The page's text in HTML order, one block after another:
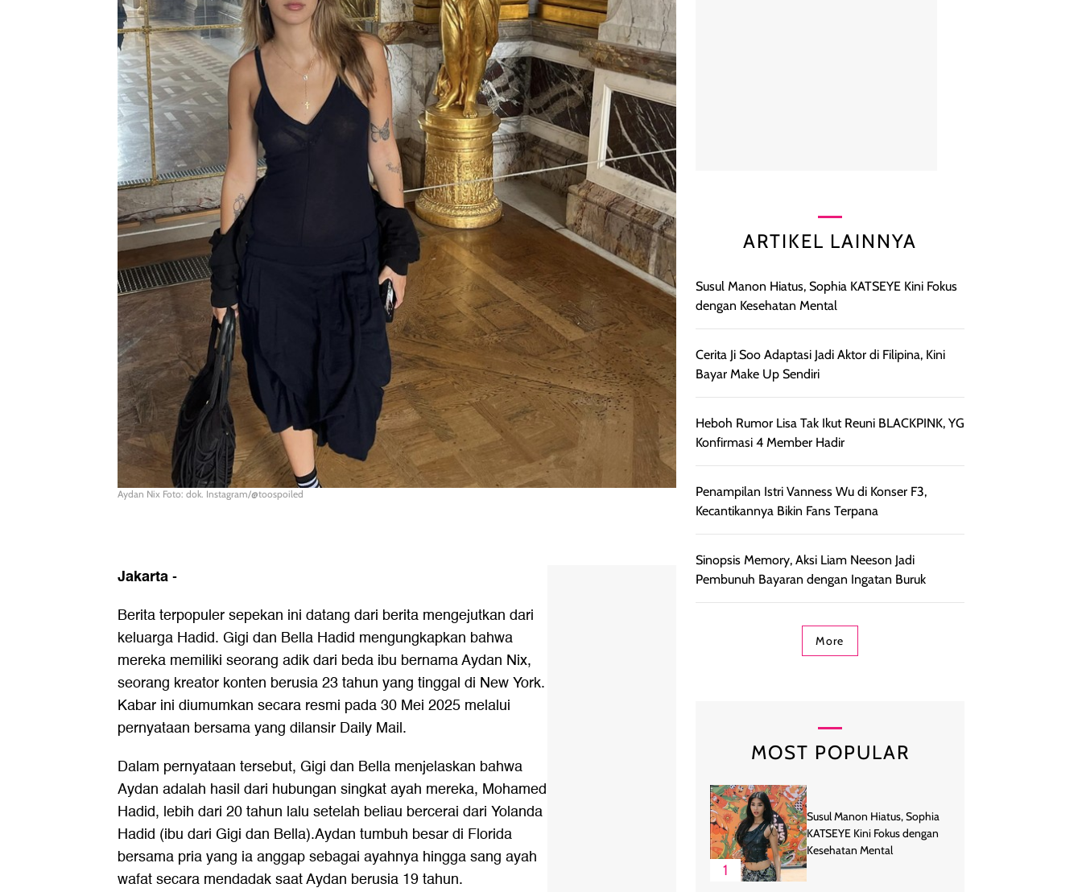
Aydan Nix Foto: dok. Instagram/@toospoiled
Jakarta-
Berita terpopuler sepekan ini datang dari berita mengejutkan dari
keluarga Hadid. Gigi dan Bella Hadid mengungkapkan bahwa
mereka memiliki seorang adik dari beda ibu bernama Aydan Nix,
seorang kreator konten berusia 23 tahun yang tinggal di New York.
Kabar ini diumumkan secara resmi pada 30 Mei 2025 melalui
pernyataan bersama yang dilansir Daily Mail.
Dalam pernyataan tersebut, Gigi dan Bella menjelaskan bahwa
Aydan adalah hasil dari hubungan singkat ayah mereka, Mohamed
Hadid, lebih dari 20 tahun lalu setelah beliau bercerai dari Yolanda
Hadid (ibu dari Gigi dan Bella).Aydan tumbuh besar di Florida
bersama pria yang ia anggap sebagai ayahnya hingga sang ayah
wafat secara mendadak saat Aydan berusia 19 tahun.
ARTIKEL LAINNYA
Susul Manon Hiatus, Sophia KATSEYE Kini Fokus
dengan Kesehatan Mental
Cerita Ji Soo Adaptasi Jadi Aktor di Filipina, Kini
Bayar Make Up Sendiri
Heboh Rumor Lisa Tak Ikut Reuni BLACKPINK, YG
Konfirmasi 4 Member Hadir
Penampilan Istri Vanness Wu di Konser F3,
Kecantikannya Bikin Fans Terpana
Sinopsis Memory, Aksi Liam Neeson Jadi
Pembunuh Bayaran dengan Ingatan Buruk
More
MOST POPULAR
1
Susul Manon Hiatus, Sophia
KATSEYE Kini Fokus dengan
Kesehatan Mental